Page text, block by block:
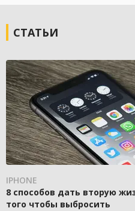
СТАТЬИ
IPHONE
8 способов дать вторую
того чтобы выбросить